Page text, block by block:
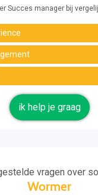
Succes manager bij
ik help je graag
vragen over
Wormer